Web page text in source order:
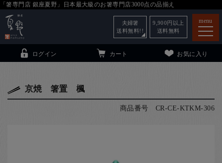
「箸専門店 銀座夏野」日本最大級のお箸専門店3000点の品揃え
menu
ログイン カート お気に入り
夫婦箸
送料無料!!
9,900 円以上
送料無料
京焼 箸置 楓
商品番号 CR-CE-KTKM-306